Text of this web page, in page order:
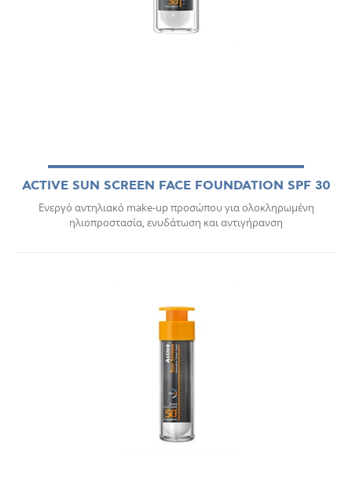
ACTIVE SUN SCREEN FACE FOUNDATION SPF 30
Ενεργό αντηλιακό make-up προσώπου για ολοκληρωμένη
ηλιοπροστασία, ενυδάτωση και αντιγήρανση